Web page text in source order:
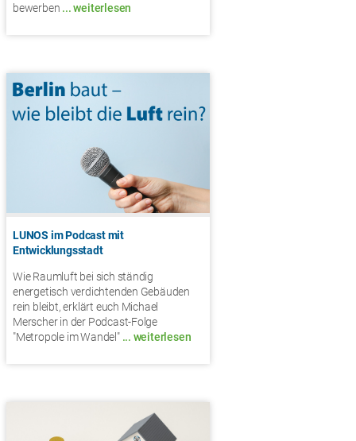
bewerben ... weiterlesen
LUNOS im Podcast mit
Entwicklungsstadt
Wie Raumluft bei sich ständig
energetisch verdichtenden Gebäuden
rein bleibt, erklärt euch Michael
Merscher in der Podcast-Folge
"Metropole im Wandel"... weiterlesen